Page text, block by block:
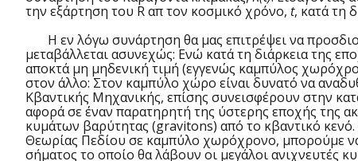
την εξάρτηση του R απ τον κοσμικό χρόνο, t, κατά τη
Η εν λόγω συνάρτηση θα μας επιτρέψει να
μεταβάλλεται ασυνεχώς: Ενώ κατά τη διάρκεια της
αποκτά μη μηδενική τιμή (εγγενώς καμπύλος
στον άλλο: Στον καμπύλο χώρο είναι δυνατό να
Κβαντικής Μηχανικής, επίσης συνεισφέρουν στην
αφορά σε έναν παρατηρητή της ύστερης εποχής της
κυμάτων βαρύτητας (gravitons) από το κβαντικό
Θεωρίας Πεδίου σε καμπύλο χωρόχρονο, μπορούμε
σήματος το οποίο θα λάβουν οι μεγάλοι ανιχνευτές